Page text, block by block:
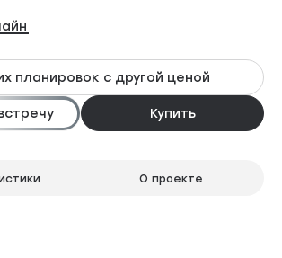
планировок с другой ценой
Купить
О проекте